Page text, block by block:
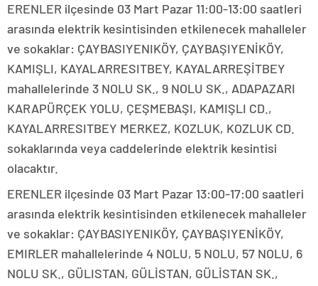
ERENLER ilçesinde 03 Mart Pazar 11:00-13:00 saatleri
arasında elektrik kesintisinden etkilenecek mahalleler
ve sokaklar: ÇAYBASIYENIKÖY, ÇAYBAŞIYENİKÖY,
KAMIŞLI, KAYALARRESITBEY, KAYALARREŞİTBEY
mahallelerinde 3 NOLU SK., 9 NOLU SK., ADAPAZARI
KARAPÜRÇEK YOLU, ÇEŞMEBAŞI, KAMIŞLI CD.,
KAYALARRESITBEY MERKEZ, KOZLUK, KOZLUK CD.
sokaklarında veya caddelerinde elektrik kesintisi
olacaktır.
ERENLER ilçesinde 03 Mart Pazar 13:00-17:00 saatleri
arasında elektrik kesintisinden etkilenecek mahalleler
ve sokaklar: ÇAYBASIYENIKÖY, ÇAYBAŞIYENİKÖY,
EMIRLER mahallelerinde 4 NOLU, 5 NOLU, 57 NOLU, 6
NOLU SK., GÜLISTAN, GÜLİSTAN, GÜLİSTAN SK.,